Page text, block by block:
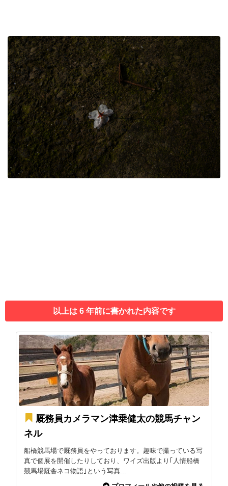
以上は 6 年前に書かれた内容です
厩務員カメラマン津乗健太の競馬チャン
ネル
船橋競馬場で厩務員をやっております。趣味で撮っている写
真で個展を開催したりしており、ワイズ出版より｢人情船橋
競馬場厩舎ネコ物語｣という写真...